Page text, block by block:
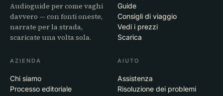
Audioguide per come vaghi
davvero — con fonti oneste,
narrate per la strada,
scaricate una volta sola.
Guide
Consigli di viaggio
Vedi i prezzi
Scarica
AZIENDA
Chi siamo
Processo editoriale
AIUTO
Assistenza
Risoluzione dei problemi